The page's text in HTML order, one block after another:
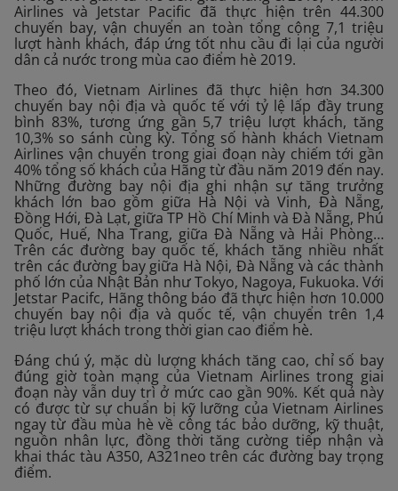
Airlines và Jetstar Pacific đã thực hiện trên 44.300
chuyến bay, vận chuyển an toàn tổng cộng 7,1 triệu
lượt hành khách, đáp ứng tốt nhu cầu đi lại của người
dân cả nước trong mùa cao điểm hè 2019.
Theo đó, Vietnam Airlines đã thực hiện hơn 34.300
chuyến bay nội địa và quốc tế với tỷ lệ lấp đầy trung
bình 83%, tương ứng gần 5,7 triệu lượt khách, tăng
10,3% so sánh cùng kỳ. Tổng số hành khách Vietnam
Airlines vận chuyển trong giai đoạn này chiếm tới gần
40% tổng số khách của Hãng từ đầu năm 2019 đến nay.
Những đường bay nội địa ghi nhận sự tăng trưởng
khách lớn bao gồm giữa Hà Nội và Vinh, Đà Nẵng,
Đồng Hới, Đà Lạt, giữa TP Hồ Chí Minh và Đà Nẵng, Phú
Quốc, Huế, Nha Trang, giữa Đà Nẵng và Hải Phòng…
Trên các đường bay quốc tế, khách tăng nhiều nhất
trên các đường bay giữa Hà Nội, Đà Nẵng và các thành
phố lớn của Nhật Bản như Tokyo, Nagoya, Fukuoka. Với
Jetstar Pacifc, Hãng thông báo đã thực hiện hơn 10.000
chuyến bay nội địa và quốc tế, vận chuyển trên 1,4
triệu lượt khách trong thời gian cao điểm hè.
Đáng chú ý, mặc dù lượng khách tăng cao, chỉ số bay
đúng giờ toàn mạng của Vietnam Airlines trong giai
đoạn này vẫn duy trì ở mức cao gần 90%. Kết quả này
có được từ sự chuẩn bị kỹ lưỡng của Vietnam Airlines
ngay từ đầu mùa hè về công tác bảo dưỡng, kỹ thuật,
nguồn nhân lực, đồng thời tăng cường tiếp nhận và
khai thác tàu A350, A321neo trên các đường bay trọng
điểm.